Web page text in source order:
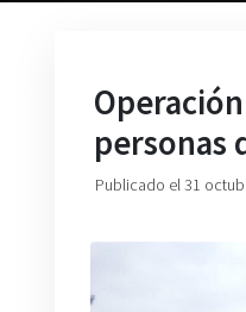
personas
Publicado el 31